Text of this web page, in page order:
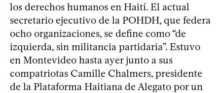
los derechos humanos en Haití. El actual
secretario ejecutivo de la POHDH, que federa
ocho organizaciones, se define como “de
izquierda, sin militancia partidaria”. Estuvo
en Montevideo hasta ayer junto a sus
compatriotas Camille Chalmers, presidente
de la Plataforma Haitiana de Alegato por un